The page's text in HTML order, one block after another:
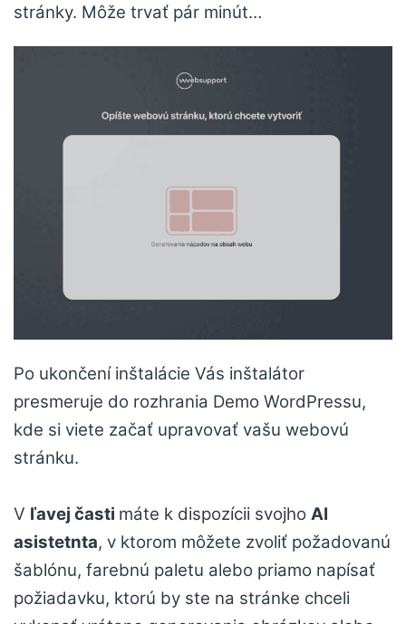
stránky. Môže trvať pár minút…
Po ukončení inštalácie Vás inštalátor
presmeruje do rozhrania Demo WordPressu,
kde si viete začať upravovať vašu webovú
stránku.
V ľavej časti máte k dispozícii svojho AI
asistetnta, v ktorom môžete zvoliť požadovanú
šablónu, farebnú paletu alebo priamo napísať
požiadavku, ktorú by ste na stránke chceli